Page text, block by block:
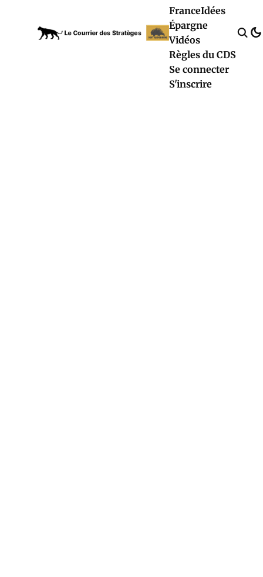
FranceIdées
Épargne
Vidéos
Règles du CDS
Se connecter
S'inscrire